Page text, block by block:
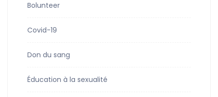
Bolunteer
Covid-19
Don du sang
Éducation à la sexualité